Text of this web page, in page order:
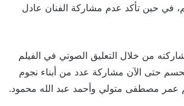
في حين تأكد عدم مشاركة الفنان عادل
من خلال التعليق الصوتي في الفيلم
حتى الآن مشاركة عدد من أبناء نجوم
عمر مصطفى متولي وأحمد عبد الله محمود.